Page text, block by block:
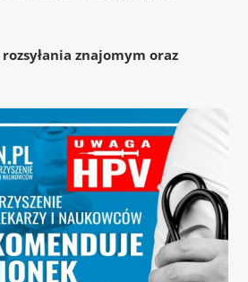
znajomym oraz